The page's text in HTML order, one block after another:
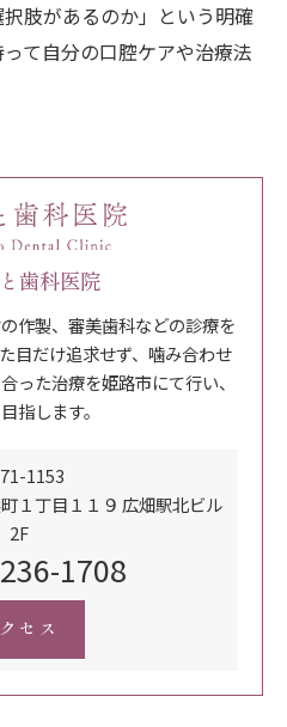
肢があるのか」という明確
て自分の口腔ケアや治療法
歯科医院
作製、審美歯科などの診療を
目だけ追求せず、噛み合わせ
った治療を姫路市にて行い、
指します。
1153
１丁目１１９ 広畑駅北ビル
2F
1708
セス